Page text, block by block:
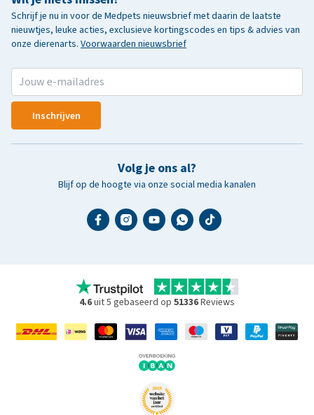
Schrijf je nu in voor de Medpets nieuwsbrief met daarin de laatste
nieuwtjes, leuke acties, exclusieve kortingscodes en tips & advies van
onze dierenarts. Voorwaarden nieuwsbrief
Inschrijven
Volg je ons al?
Blijf op de hoogte via onze social media kanalen
4.6uit 5 gebaseerd op 51336Reviews